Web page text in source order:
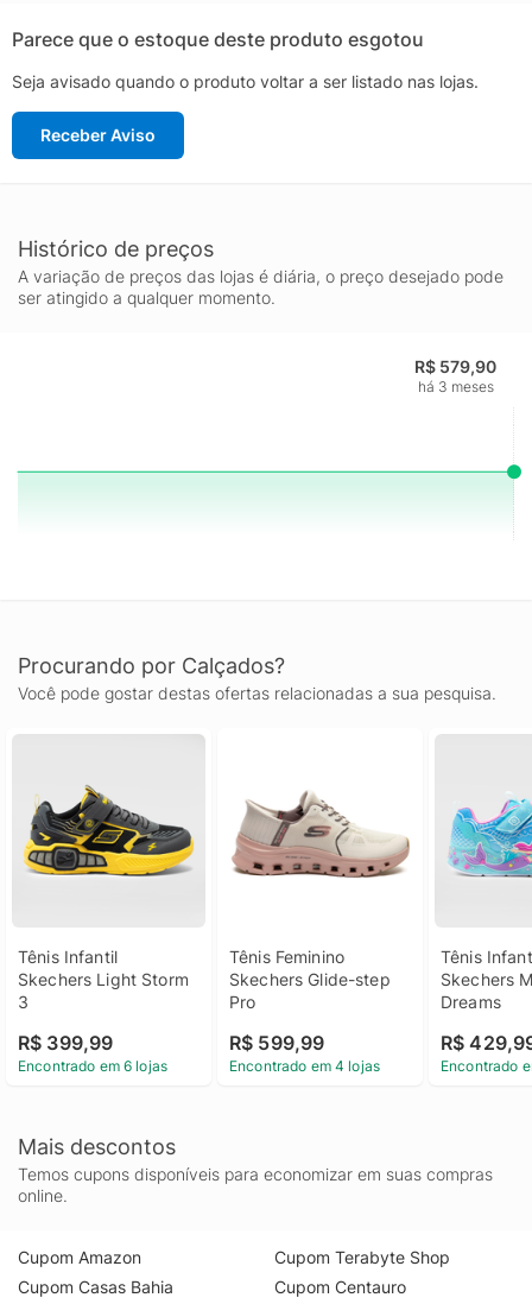
antiderrapantePalmilha: Em EVA forrado e
predominante: MarinhoIndicado
para: CorridaGênero: MasculinoOrigem: ImportadaAjuste:
aproximado: 700g o par n° 40
Parece que o estoque deste produto esgotou
Seja avisado quando o produto voltar a ser listado nas lojas.
Receber Aviso
Histórico de preços
A variação de preços das lojas é diária, o preço desejado pode
ser atingido a qualquer momento.
R$ 579,90
há 3 meses
Procurando por Calçados?
Você pode gostar destas ofertas relacionadas a sua pesquisa.
Tênis Infantil
Skechers Light Storm
3
R$ 399,99
Encontrado em 6 lojas
Tênis Feminino
Skechers Glide-step
Pro
R$ 599,99
Encontrado em 4 lojas
Tênis
Skechers
Dreams
R$
Encontrado
Mais descontos
Temos cupons disponíveis para economizar em suas compras
online.
Cupom Amazon
Cupom Casas Bahia
Cupom Terabyte Shop
Cupom Centauro